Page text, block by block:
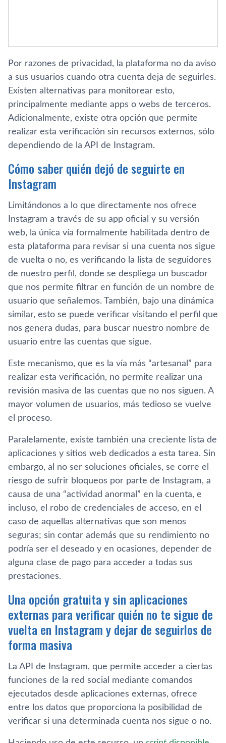
Por razones de privacidad, la plataforma no da aviso
a sus usuarios cuando otra cuenta deja de seguirles.
Existen alternativas para monitorear esto,
principalmente mediante apps o webs de terceros.
Adicionalmente, existe otra opción que permite
realizar esta verificación sin recursos externos, sólo
dependiendo de la API de Instagram.
Cómo saber quién dejó de seguirte en
Instagram
Limitándonos a lo que directamente nos ofrece
Instagram a través de su app oficial y su versión
web, la única vía formalmente habilitada dentro de
esta plataforma para revisar si una cuenta nos sigue
de vuelta o no, es verificando la lista de seguidores
de nuestro perfil, donde se despliega un buscador
que nos permite filtrar en función de un nombre de
usuario que señalemos. También, bajo una dinámica
similar, esto se puede verificar visitando el perfil que
nos genera dudas, para buscar nuestro nombre de
usuario entre las cuentas que sigue.
Este mecanismo, que es la vía más “artesanal” para
realizar esta verificación, no permite realizar una
revisión masiva de las cuentas que no nos siguen. A
mayor volumen de usuarios, más tedioso se vuelve
el proceso.
Paralelamente, existe también una creciente lista de
aplicaciones y sitios web dedicados a esta tarea. Sin
embargo, al no ser soluciones oficiales, se corre el
riesgo de sufrir bloqueos por parte de Instagram, a
causa de una “actividad anormal” en la cuenta, e
incluso, el robo de credenciales de acceso, en el
caso de aquellas alternativas que son menos
seguras; sin contar además que su rendimiento no
podría ser el deseado y en ocasiones, depender de
alguna clase de pago para acceder a todas sus
prestaciones.
Una opción gratuita y sin aplicaciones
externas para verificar quién no te sigue de
vuelta en Instagram y dejar de seguirlos de
forma masiva
La API de Instagram, que permite acceder a ciertas
funciones de la red social mediante comandos
ejecutados desde aplicaciones externas, ofrece
entre los datos que proporciona la posibilidad de
verificar si una determinada cuenta nos sigue o no.